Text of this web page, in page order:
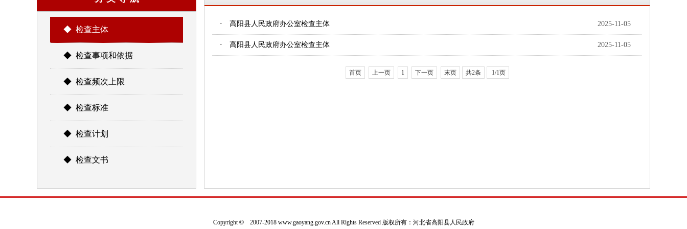
◆ 检查主体
◆ 检查事项和依据
◆ 检查频次上限
◆ 检查标准
◆ 检查计划
◆ 检查文书
· 高阳县人民政府办公室检查主体 2025-11-05
· 高阳县人民政府办公室检查主体 2025-11-05
首页 上一页 1 下一页 末页 共2条 1/1页
Copyright©2007-2018 www.gaoyang.gov.cn All Rights Reserved 版权所有：河北省高阳县人民政府